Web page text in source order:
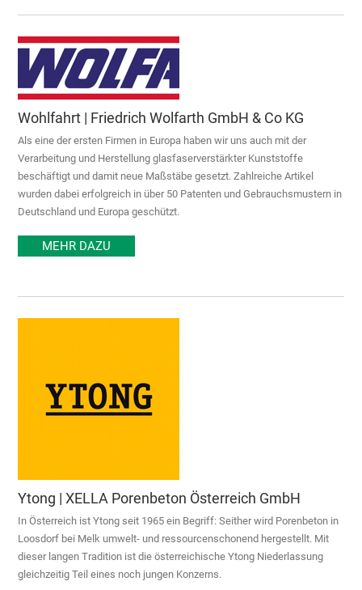
Wohlfahrt | Friedrich Wolfarth GmbH & Co KG
Als eine der ersten Firmen in Europa haben wir uns auch mit der
Verarbeitung und Herstellung glasfaserverstärkter Kunststoffe
beschäftigt und damit neue Maßstäbe gesetzt. Zahlreiche Artikel
wurden dabei erfolgreich in über 50 Patenten und Gebrauchsmustern in
Deutschland und Europa geschützt.
MEHR DAZU
Ytong | XELLA Porenbeton Österreich GmbH
In Österreich ist Ytong seit 1965 ein Begriff: Seither wird Porenbeton in
Loosdorf bei Melk umwelt- und ressourcenschonend hergestellt. Mit
dieser langen Tradition ist die österreichische Ytong Niederlassung
gleichzeitig Teil eines noch jungen Konzerns.